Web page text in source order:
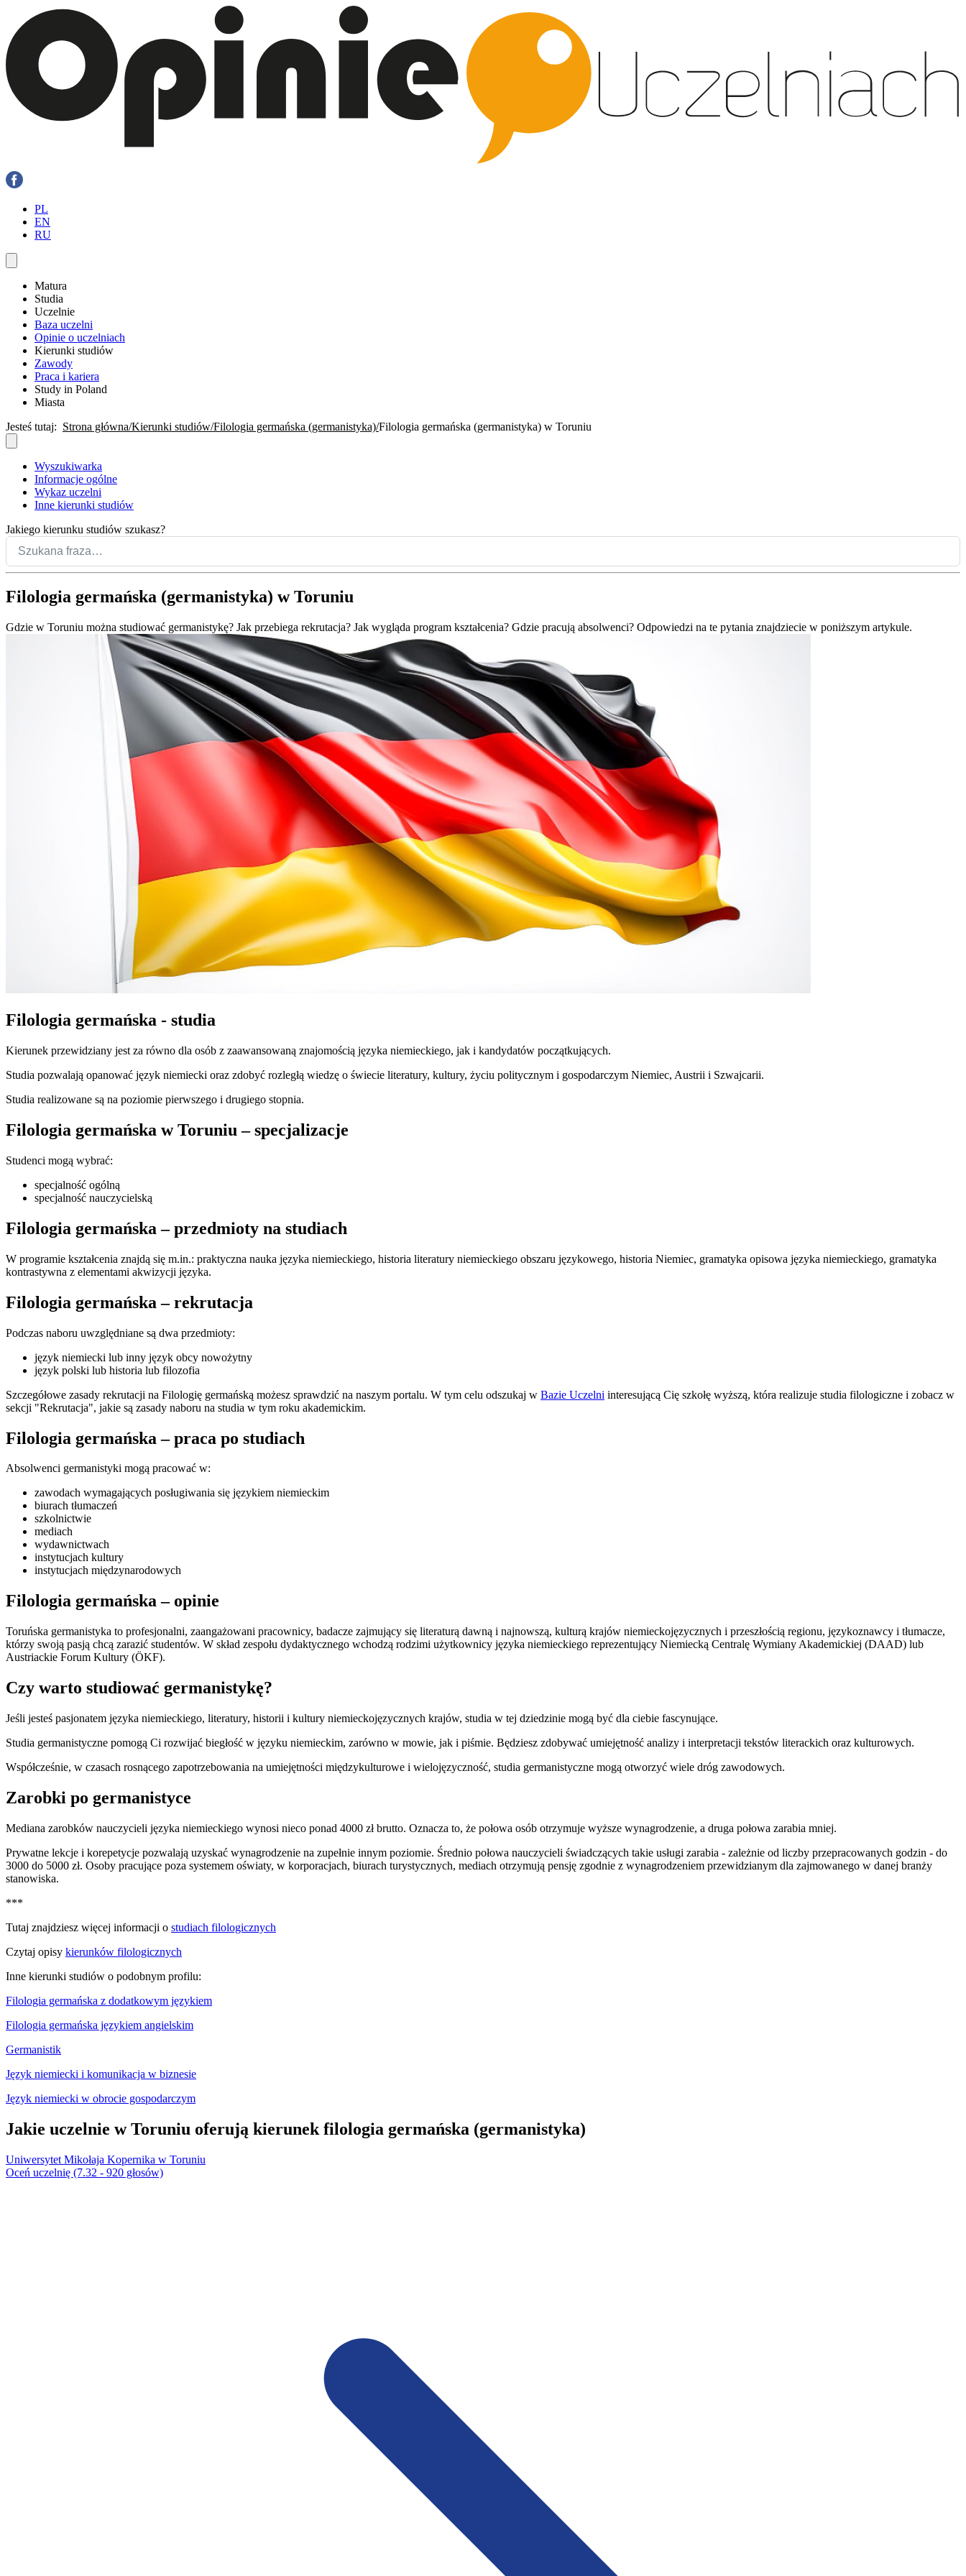
PL
EN
RU
Matura
Studia
Uczelnie
Baza uczelni
Opinie o uczelniach
Kierunki studiów
Zawody
Praca i kariera
Study in Poland
Miasta
Jesteś tutaj: Strona główna Kierunki studiów Filologia germańska (germanistyka) Filologia germańska (germanistyka) w Toruniu
Wyszukiwarka
Informacje ogólne
Wykaz uczelni
Inne kierunki studiów
Jakiego kierunku studiów szukasz?
Filologia germańska (germanistyka) w Toruniu
Gdzie w Toruniu można studiować germanistykę? Jak przebiega rekrutacja? Jak wygląda program kształcenia? Gdzie pracują absolwenci? Odpowiedzi na te pytania znajdziecie w poniższym artykule.
Filologia germańska - studia
Kierunek przewidziany jest za równo dla osób z zaawansowaną znajomością języka niemieckiego, jak i kandydatów początkujących.
Studia pozwalają opanować język niemiecki oraz zdobyć rozległą wiedzę o świecie literatury, kultury, życiu politycznym i gospodarczym Niemiec, Austrii i Szwajcarii.
Studia realizowane są na poziomie pierwszego i drugiego stopnia.
Filologia germańska w Toruniu – specjalizacje
Studenci mogą wybrać:
specjalność ogólną
specjalność nauczycielską
Filologia germańska – przedmioty na studiach
W programie kształcenia znajdą się m.in.: praktyczna nauka języka niemieckiego, historia literatury niemieckiego obszaru językowego, historia Niemiec, gramatyka opisowa języka niemieckiego, gramatyka
kontrastywna z elementami akwizycji języka.
Filologia germańska – rekrutacja
Podczas naboru uwzględniane są dwa przedmioty:
język niemiecki lub inny język obcy nowożytny
język polski lub historia lub filozofia
Szczegółowe zasady rekrutacji na Filologię germańską możesz sprawdzić na naszym portalu. W tym celu odszukaj w Bazie Uczelni interesującą Cię szkołę wyższą, która realizuje studia filologiczne i zobacz w
sekcji "Rekrutacja", jakie są zasady naboru na studia w tym roku akademickim.
Filologia germańska – praca po studiach
Absolwenci germanistyki mogą pracować w:
zawodach wymagających posługiwania się językiem niemieckim
biurach tłumaczeń
szkolnictwie
mediach
wydawnictwach
instytucjach kultury
instytucjach międzynarodowych
Filologia germańska – opinie
Toruńska germanistyka to profesjonalni, zaangażowani pracownicy, badacze zajmujący się literaturą dawną i najnowszą, kulturą krajów niemieckojęzycznych i przeszłością regionu, językoznawcy i tłumacze,
którzy swoją pasją chcą zarazić studentów. W skład zespołu dydaktycznego wchodzą rodzimi użytkownicy języka niemieckiego reprezentujący Niemiecką Centralę Wymiany Akademickiej (DAAD) lub
Austriackie Forum Kultury (ÖKF).
Czy warto studiować germanistykę?
Jeśli jesteś pasjonatem języka niemieckiego, literatury, historii i kultury niemieckojęzycznych krajów, studia w tej dziedzinie mogą być dla ciebie fascynujące.
Studia germanistyczne pomogą Ci rozwijać biegłość w języku niemieckim, zarówno w mowie, jak i piśmie. Będziesz zdobywać umiejętność analizy i interpretacji tekstów literackich oraz kulturowych.
Współcześnie, w czasach rosnącego zapotrzebowania na umiejętności międzykulturowe i wielojęzyczność, studia germanistyczne mogą otworzyć wiele dróg zawodowych.
Zarobki po germanistyce
Mediana zarobków nauczycieli języka niemieckiego wynosi nieco ponad 4000 zł brutto. Oznacza to, że połowa osób otrzymuje wyższe wynagrodzenie, a druga połowa zarabia mniej.
Prywatne lekcje i korepetycje pozwalają uzyskać wynagrodzenie na zupełnie innym poziomie. Średnio połowa nauczycieli świadczących takie usługi zarabia - zależnie od liczby przepracowanych godzin - do
3000 do 5000 zł. Osoby pracujące poza systemem oświaty, w korporacjach, biurach turystycznych, mediach otrzymują pensję zgodnie z wynagrodzeniem przewidzianym dla zajmowanego w danej branży
stanowiska.
***
Tutaj znajdziesz więcej informacji o studiach filologicznych
Czytaj opisy kierunków filologicznych
Inne kierunki studiów o podobnym profilu:
Filologia germańska z dodatkowym językiem
Filologia germańska językiem angielskim
Germanistik
Język niemiecki i komunikacja w biznesie
Język niemiecki w obrocie gospodarczym
Jakie uczelnie w Toruniu oferują kierunek filologia germańska (germanistyka)
Uniwersytet Mikołaja Kopernika w Toruniu
Oceń uczelnię (7.32 - 920 głosów)